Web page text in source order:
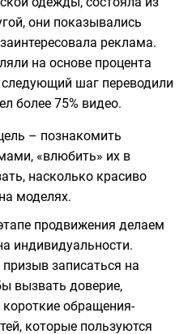
они показывались
реклама.
на основе процента
шаг переводили
более 75% видео.
– познакомить
«влюбить» их в
насколько красиво
моделях.
продвижения делаем
индивидуальности.
записаться на
вызвать доверие,
обращения-
которые пользуются